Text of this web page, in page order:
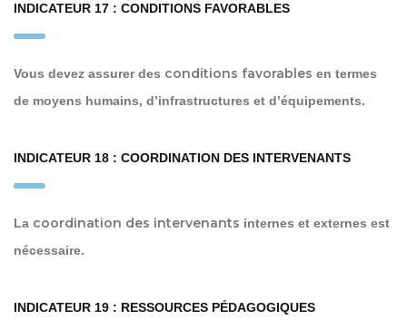
INDICATEUR 17 : CONDITIONS FAVORABLES
Vous devez assurer des conditions favorables en termes
de moyens humains, d’infrastructures et d’équipements.
INDICATEUR 18 : COORDINATION DES INTERVENANTS
La coordination des intervenants internes et externes est
nécessaire.
INDICATEUR 19 : RESSOURCES PÉDAGOGIQUES